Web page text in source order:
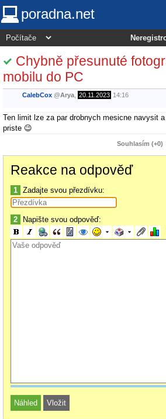
poradna.net
Chybně přesunuté
mobilu do PC
CalebCox @Arya 20.11.2023 14:16
Ten limit lze za par drobnych mesicne navysit
priste 😉
Souhlasím (+0)
Reakce na odpověď
1 Zadajte svou přezdívku:
2 Napište svou odpověď: